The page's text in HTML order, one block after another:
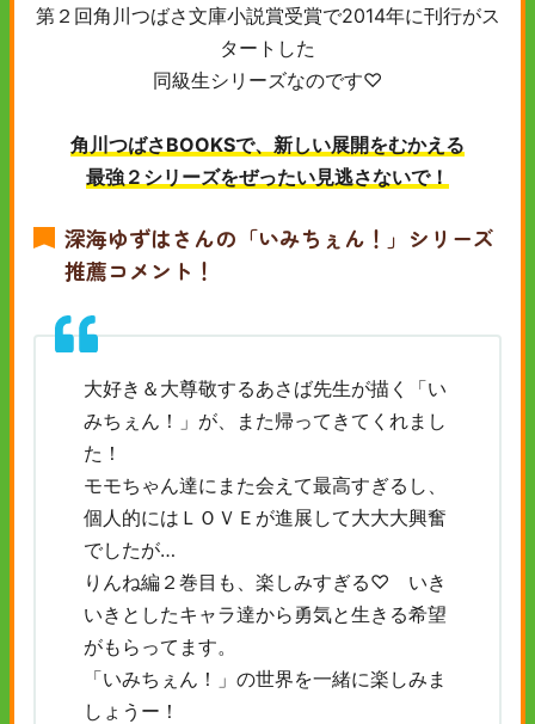
第２回角川つばさ文庫小説賞受賞で2014年に刊行がス
タートした
同級生シリーズなのです♡
角川つばさBOOKSで、新しい展開をむかえる
最強２シリーズをぜったい見逃さないで！
深海ゆずはさんの「いみちぇん！」シリーズ
推薦コメント！
大好き＆大尊敬するあさば先生が描く「い
みちぇん！」が、また帰ってきてくれまし
た！
モモちゃん達にまた会えて最高すぎるし、
個人的にはＬＯＶＥが進展して大大大興奮
でしたが…
りんね編２巻目も、楽しみすぎる♡ いき
いきとしたキャラ達から勇気と生きる希望
がもらってます。
「いみちぇん！」の世界を一緒に楽しみま
しょうー！